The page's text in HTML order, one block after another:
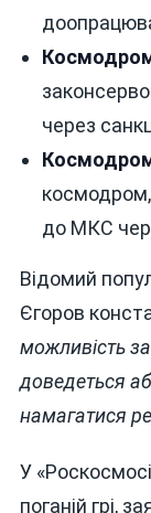
Космодром
через
до МКС
Відомий
Єгоров
можливість
доведеться
намагатися
У
поганій грі,